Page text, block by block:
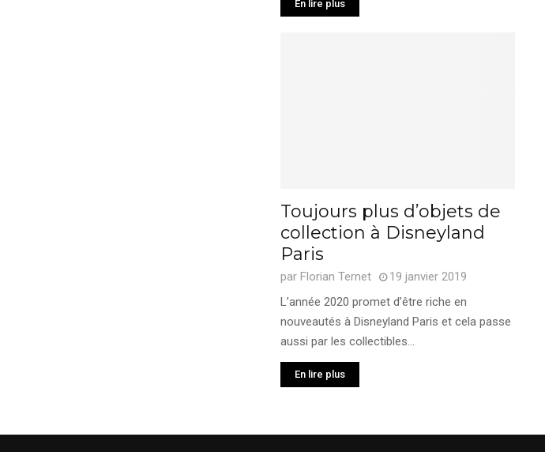
En lire plus
Toujours plus d’objets de
collection à Disneyland
Paris
par Florian Ternet
19 janvier 2019
L’année 2020 promet d’être riche en
nouveautés à Disneyland Paris et cela passe
aussi par les collectibles...
En lire plus